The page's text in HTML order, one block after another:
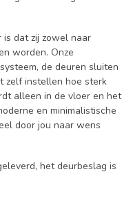
dat zij zowel naar
worden. Onze
de deuren sluiten
zelf instellen hoe sterk
alleen in de vloer en het
en minimalistische
door jou naar wens
het deurbeslag is